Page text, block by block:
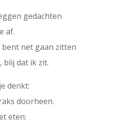
gedachten
af.
bent net gaan zitten
blij dat ik zit.
denkt:
doorheen.
eten: